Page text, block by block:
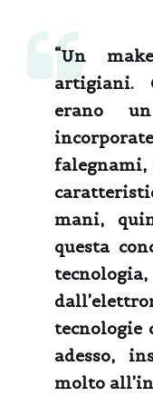
“Un
artigiani.
erano
mani,
questa
tecnologie
adesso,
molto